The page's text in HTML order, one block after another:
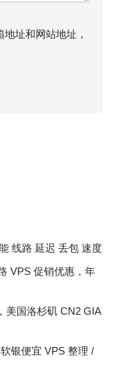
址和网站地址，
线路 延迟 丢包 速度
VPS 促销优惠，年
美国洛杉矶 CN2 GIA
银便宜 VPS 整理 /